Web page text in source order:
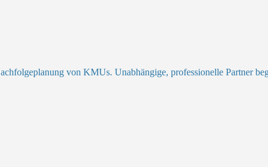
von KMUs. Unabhängige, professionelle Partner